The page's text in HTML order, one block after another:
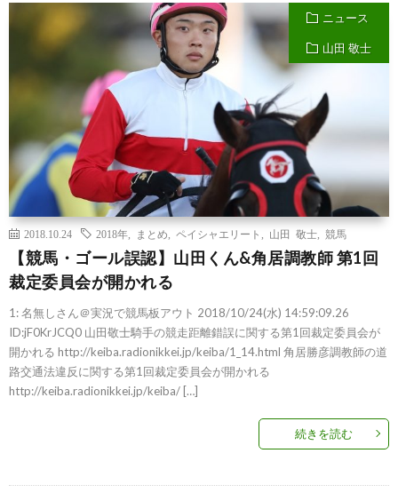
ニュース
山田 敬士
2018.10.24 2018年 まとめ ペイシャエリート 山田 敬士 競馬
【競馬・ゴール誤認】山田くん&角居調教師 第1回
裁定委員会が開かれる
1: 名無しさん＠実況で競馬板アウト 2018/10/24(水) 14:59:09.26
ID:jF0KrJCQ0 山田敬士騎手の競走距離錯誤に関する第1回裁定委員会が
開かれる http://keiba.radionikkei.jp/keiba/1_14.html 角居勝彦調教師の道
路交通法違反に関する第1回裁定委員会が開かれる
http://keiba.radionikkei.jp/keiba/ […]
続きを読む